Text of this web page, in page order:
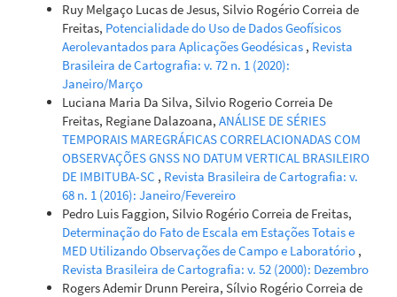
Ruy Melgaço Lucas de Jesus, Silvio Rogério Correia de
Freitas, Potencialidade do Uso de Dados Geofísicos
Aerolevantados para Aplicações Geodésicas , Revista
Brasileira de Cartografia: v. 72 n. 1 (2020):
Janeiro/Março
Luciana Maria Da Silva, Silvio Rogerio Correia De
Freitas, Regiane Dalazoana, ANÁLISE DE SÉRIES
TEMPORAIS MAREGRÁFICAS CORRELACIONADAS COM
OBSERVAÇÕES GNSS NO DATUM VERTICAL BRASILEIRO
DE IMBITUBA-SC , Revista Brasileira de Cartografia: v.
68 n. 1 (2016): Janeiro/Fevereiro
Pedro Luis Faggion, Silvio Rogério Correia de Freitas,
Determinação do Fato de Escala em Estações Totais e
MED Utilizando Observações de Campo e Laboratório ,
Revista Brasileira de Cartografia: v. 52 (2000): Dezembro
Rogers Ademir Drunn Pereira, Sílvio Rogério Correia de